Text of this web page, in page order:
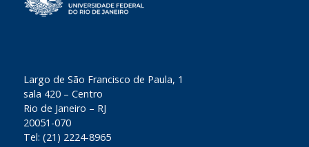
​Largo de São Francisco de Paula, 1
sala 420 – Centro
Rio de Janeiro – RJ
20051-070
Tel: (21) 2224-8965